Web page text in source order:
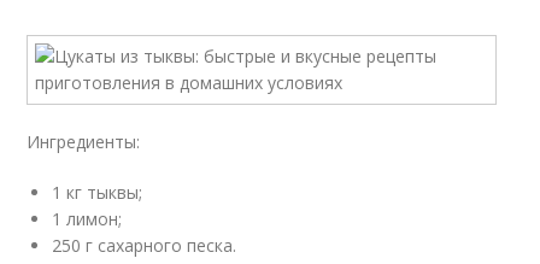
Ингредиенты:
1 кг тыквы;
1 лимон;
250 г сахарного песка.